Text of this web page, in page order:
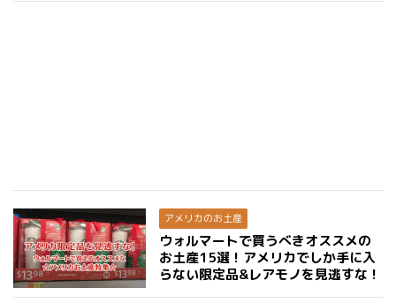
アメリカのお土産
ウォルマートで買うべきオススメの
お土産15選！アメリカでしか手に入
らない限定品&レアモノを見逃すな！